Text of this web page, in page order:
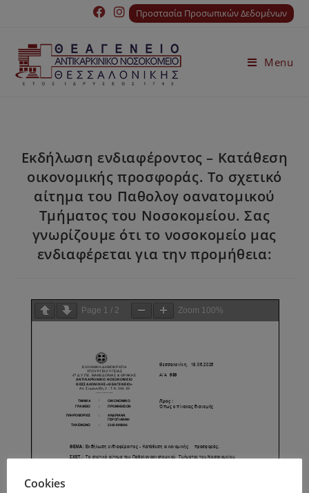
Προστασία Προσωπικών Δεδομένων
Menu
Εκδήλωση ενδιαφέροντος – Κατάθεση
οικονομικής προσφοράς. Το σχετικό
αίτημα του Παθολογ οανατομικού
Τμήματος του Νοσοκομείου. Σας
γνωρίζουμε ότι το νοσοκομείο μας
ενδιαφέρεται για την προμήθεια:
Page 1 / 2 Zoom 100%
Cookies